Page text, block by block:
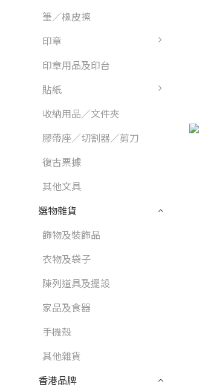
筆／橡皮擦
印章
印章用品及印台
貼紙
收納用品／文件夾
膠帶座／切割器／剪刀
復古票據
其他文具
選物雜貨
飾物及裝飾品
衣物及袋子
陳列道具及擺設
家品及食器
手機殼
其他雜貨
香港品牌